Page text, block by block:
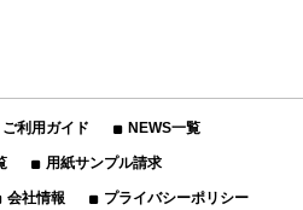
ご利用ガイド NEWS一覧
用紙サンプル請求
会社情報 プライバシーポリシー